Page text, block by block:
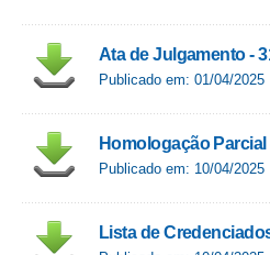
Ata de Julgamento -
Publicado em: 01/04/2025
Homologação Parcial
Publicado em: 10/04/2025
Lista de